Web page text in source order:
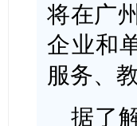
将在广
企业和
服务、
据了